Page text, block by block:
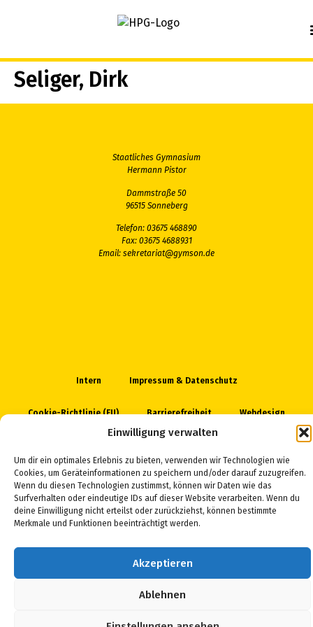
Einwilligung verwalten
Um dir ein optimales Erlebnis zu bieten, verwenden wir Technologien wie
Cookies, um Geräteinformationen zu speichern und/oder darauf zuzugreifen.
Wenn du diesen Technologien zustimmst, können wir Daten wie das
Surfverhalten oder eindeutige IDs auf dieser Website verarbeiten. Wenn du
deine Einwilligung nicht erteilst oder zurückziehst, können bestimmte
Merkmale und Funktionen beeinträchtigt werden.
Akzeptieren
Ablehnen
Seliger, Dirk
Staatliches Gymnasium
Hermann Pistor
Dammstraße 50
96515 Sonneberg
Telefon: 03675 468890
Fax: 03675 4688931
Email: sekretariat@gymson.de
Intern Impressum & Datenschutz
Cookie-Richtlinie (EU) Barrierefreiheit Webdesign